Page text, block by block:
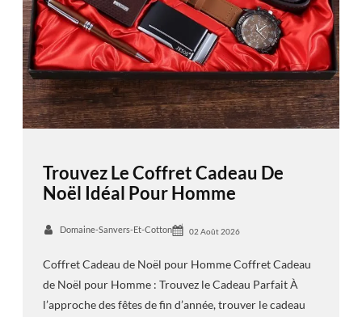
Trouvez Le Coffret Cadeau De
Noël Idéal Pour Homme
Domaine-Sanvers-Et-Cotton 02 Août 2026
Coffret Cadeau de Noël pour Homme Coffret Cadeau
de Noël pour Homme : Trouvez le Cadeau Parfait À
l’approche des fêtes de fin d’année, trouver le cadeau